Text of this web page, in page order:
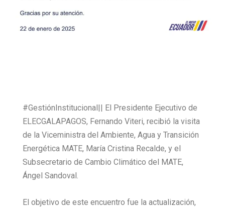
#GestiónInstitucional|| El Presidente Ejecutivo de
ELECGALAPAGOS, Fernando Viteri, recibió la visita
de la Viceministra del Ambiente, Agua y Transición
Energética MATE, María Cristina Recalde, y el
Subsecretario de Cambio Climático del MATE,
Ángel Sandoval.
El objetivo de este encuentro fue la actualización,